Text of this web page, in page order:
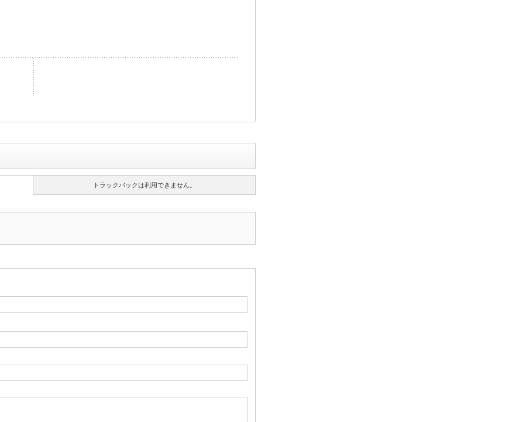
トラックバックは利用できません。